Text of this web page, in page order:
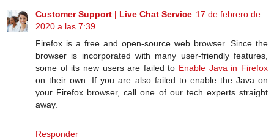
Customer Support | Live Chat Service 17 de febrero de
2020 a las 7:39
Firefox is a free and open-source web browser. Since the
browser is incorporated with many user-friendly features,
some of its new users are failed to Enable Java in Firefox
on their own. If you are also failed to enable the Java on
your Firefox browser, call one of our tech experts straight
away.
Responder